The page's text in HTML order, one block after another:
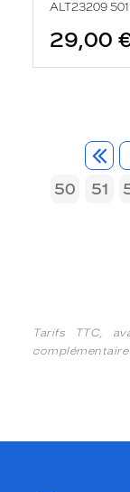
ALT23209
29,00
50
51
Tarifs TTC,